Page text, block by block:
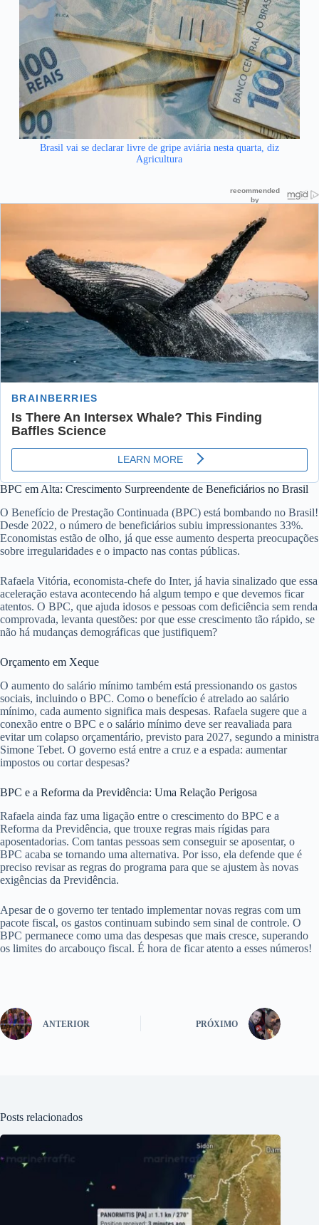
Brasil vai se declarar livre de gripe aviária nesta quarta, diz
Agricultura
BPC em Alta: Crescimento Surpreendente de Beneficiários no Brasil
O Benefício de Prestação Continuada (BPC) está bombando no Brasil!
Desde 2022, o número de beneficiários subiu impressionantes 33%.
Economistas estão de olho, já que esse aumento desperta preocupações
sobre irregularidades e o impacto nas contas públicas.
Rafaela Vitória, economista-chefe do Inter, já havia sinalizado que essa
aceleração estava acontecendo há algum tempo e que devemos ficar
atentos. O BPC, que ajuda idosos e pessoas com deficiência sem renda
comprovada, levanta questões: por que esse crescimento tão rápido, se
não há mudanças demográficas que justifiquem?
Orçamento em Xeque
O aumento do salário mínimo também está pressionando os gastos
sociais, incluindo o BPC. Como o benefício é atrelado ao salário
mínimo, cada aumento significa mais despesas. Rafaela sugere que a
conexão entre o BPC e o salário mínimo deve ser reavaliada para
evitar um colapso orçamentário, previsto para 2027, segundo a ministra
Simone Tebet. O governo está entre a cruz e a espada: aumentar
impostos ou cortar despesas?
BPC e a Reforma da Previdência: Uma Relação Perigosa
Rafaela ainda faz uma ligação entre o crescimento do BPC e a
Reforma da Previdência, que trouxe regras mais rígidas para
aposentadorias. Com tantas pessoas sem conseguir se aposentar, o
BPC acaba se tornando uma alternativa. Por isso, ela defende que é
preciso revisar as regras do programa para que se ajustem às novas
exigências da Previdência.
Apesar de o governo ter tentado implementar novas regras com um
pacote fiscal, os gastos continuam subindo sem sinal de controle. O
BPC permanece como uma das despesas que mais cresce, superando
os limites do arcabouço fiscal. É hora de ficar atento a esses números!
ANTERIOR PRÓXIMO
Posts relacionados